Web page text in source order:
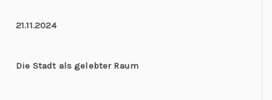
21.11.2024
Die Stadt als gelebter Raum